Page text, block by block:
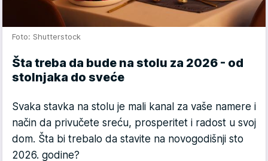
Foto: Shutterstock
Šta treba da bude na stolu za 2026 - od
stolnjaka do sveće
Svaka stavka na stolu je mali kanal za vaše namere i
način da privučete sreću, prosperitet i radost u svoj
dom. Šta bi trebalo da stavite na novogodišnji sto
2026. godine?